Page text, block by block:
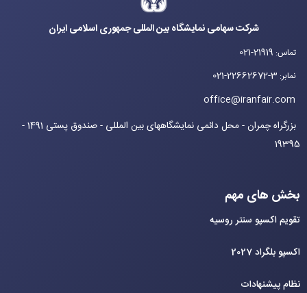
شرکت سهامی نمایشگاه بین المللی جمهوری اسلامی ایران
تماس:
021-21919
نمابر:
021-22662672-3
office@iranfair.com
بزرگراه چمران - محل دائمی نمایشگاههای بین المللی - صندوق پستی 1491 -
19395
بخش های مهم
تقویم اکسپو سنتر روسیه
اکسپو بلگراد 2027
نظام پیشنهادات